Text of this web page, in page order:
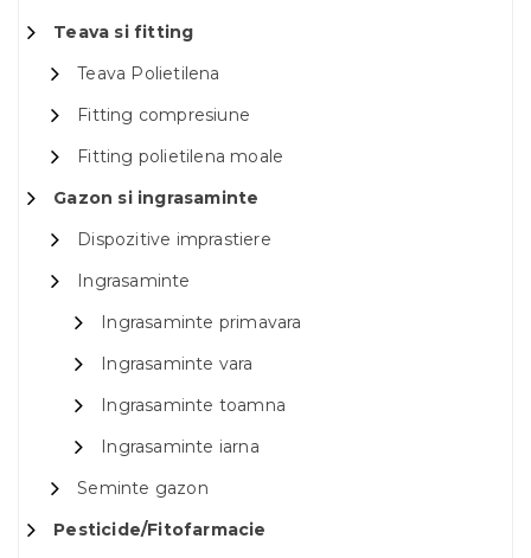
Teava si fitting
Teava Polietilena
Fitting compresiune
Fitting polietilena moale
Gazon si ingrasaminte
Dispozitive imprastiere
Ingrasaminte
Ingrasaminte primavara
Ingrasaminte vara
Ingrasaminte toamna
Ingrasaminte iarna
Seminte gazon
Pesticide/Fitofarmacie